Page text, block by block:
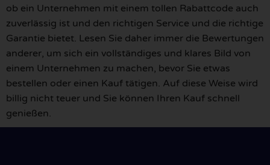
ob ein Unternehmen mit einem tollen Rabattcode auch
zuverlässig ist und den richtigen Service und die richtige
Garantie bietet. Lesen Sie daher immer die Bewertungen
anderer, um sich ein vollständiges und klares Bild von
einem Unternehmen zu machen, bevor Sie etwas
bestellen oder einen Kauf tätigen. Auf diese Weise wird
billig nicht teuer und Sie können Ihren Kauf schnell
genießen.